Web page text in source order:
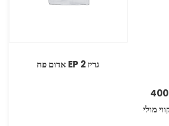
גריז תרמיל ‏ ‏LM גרפיט 400
גריז 2 EP אדום פח